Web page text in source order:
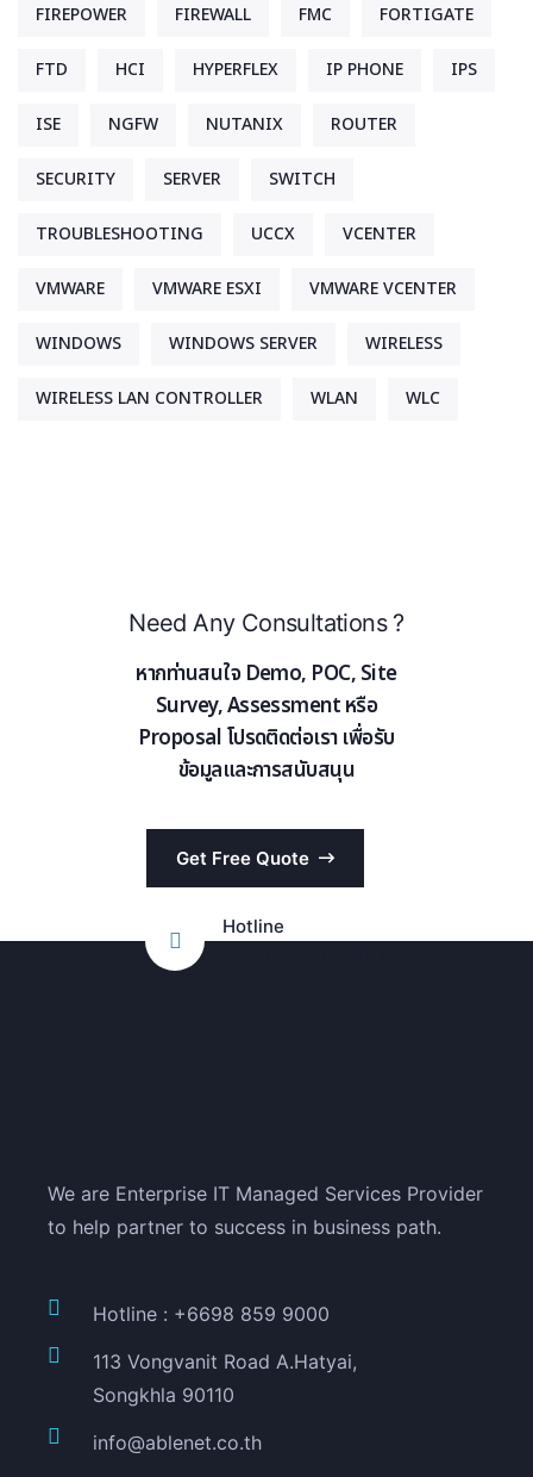
FIREPOWER FIREWALL FMC FORTIGATE
FTD HCI HYPERFLEX IP PHONE IPS
ISE NGFW NUTANIX ROUTER
SECURITY SERVER SWITCH
TROUBLESHOOTING UCCX VCENTER
VMWARE VMWARE ESXI VMWARE VCENTER
WINDOWS WINDOWS SERVER WIRELESS
WIRELESS LAN CONTROLLER WLAN WLC
Need Any Consultations ?
หากท่านสนใจ Demo, POC, Site
Survey, Assessment หรือ
Proposal โปรดติดต่อเรา เพื่อรับ
ข้อมูลและการสนับสนุน
Get Free Quote
Hotline
We are Enterprise IT Managed Services Provider
to help partner to success in business path.
Hotline : +6698 859 9000
113 Vongvanit Road A.Hatyai,
Songkhla 90110
info@ablenet.co.th